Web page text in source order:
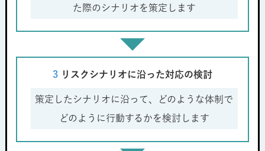
た際のシナリオを策定します
3リスクシナリオに沿った対応の検討
策定したシナリオに沿って、どのような体制で
どのように行動するかを検討します